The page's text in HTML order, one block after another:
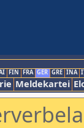
FIN FRA GER GRE INA
Meldekartei